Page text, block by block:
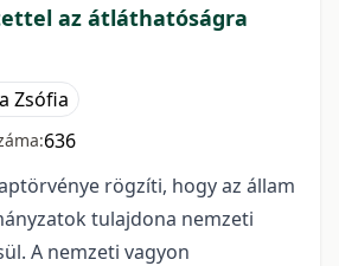
az átláthatóságra
Zsófia
636
rögzíti, hogy az állam
tulajdona nemzeti
A nemzeti vagyon